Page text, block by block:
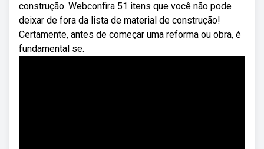
construção. Webconfira 51 itens que você não pode
deixar de fora da lista de material de construção!
Certamente, antes de começar uma reforma ou obra, é
fundamental se.